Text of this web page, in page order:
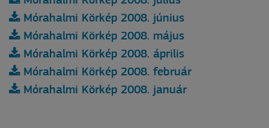
Mórahalmi Körkép 2008. június
Mórahalmi Körkép 2008. május
Mórahalmi Körkép 2008. április
Mórahalmi Körkép 2008. február
Mórahalmi Körkép 2008. január